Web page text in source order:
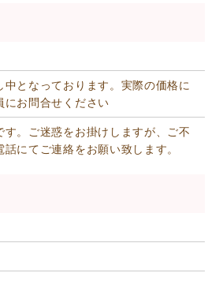
となっております。実際の価格に
にお問合せください
。ご迷惑をお掛けしますが、ご不
にてご連絡をお願い致します。